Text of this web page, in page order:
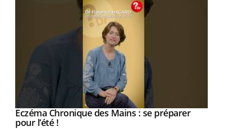
Youtube
Eczéma Chronique des Mains : se préparer
pour l’été !Youtube